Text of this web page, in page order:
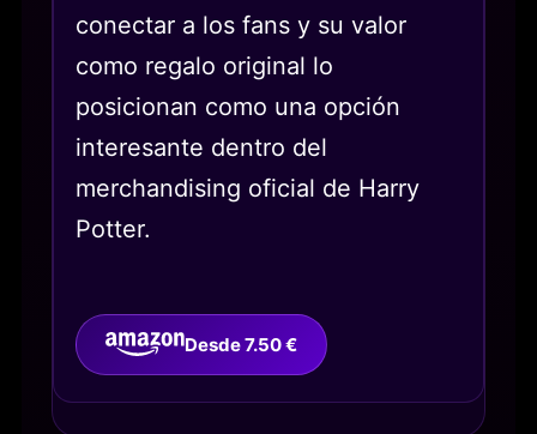
conectar a los fans y su valor
como regalo original lo
posicionan como una opción
interesante dentro del
merchandising oficial de Harry
Potter.
Desde 7.50 €